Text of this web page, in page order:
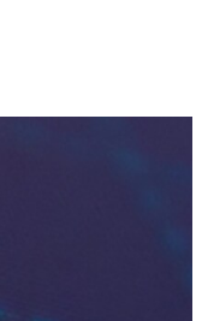
效
为活跃交易者
好地交易（活
、灵活性和全球